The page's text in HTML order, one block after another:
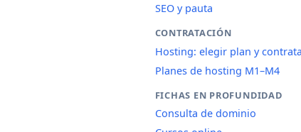
SEO y pauta
CONTRATACIÓN
Hosting: elegir plan y
Planes de hosting M1–M4
FICHAS EN PROFUNDIDAD
Consulta de dominio